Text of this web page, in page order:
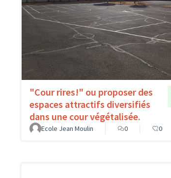
"Cour rires!" ou proposer des
espaces attractifs diversifiés
dans une cour végétalisée.
Ecole Jean Moulin 0 0